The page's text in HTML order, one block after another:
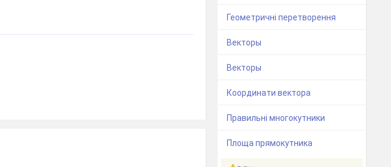
Геометричні перетворення
Векторы
Векторы
Координати вектора
Правильні многокутники
Площа прямокутника